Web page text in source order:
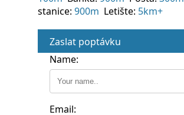
stanice: 900m Letište: 5km+
Zaslat poptávku
Name:
Email: